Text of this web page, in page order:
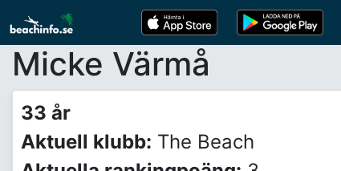
Micke Värmå
33 år
Aktuell klubb: The Beach